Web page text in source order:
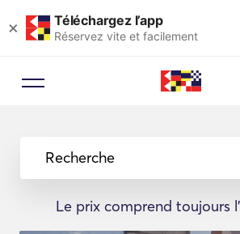
× Téléchargez l’app
Réservez vite et facilement
Recherche
Le prix comprend toujours